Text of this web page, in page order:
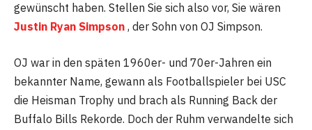
gewünscht haben. Stellen Sie sich also vor, Sie wären
Justin Ryan Simpson , der Sohn von OJ Simpson.
OJ war in den späten 1960er- und 70er-Jahren ein
bekannter Name, gewann als Footballspieler bei USC
die Heisman Trophy und brach als Running Back der
Buffalo Bills Rekorde. Doch der Ruhm verwandelte sich